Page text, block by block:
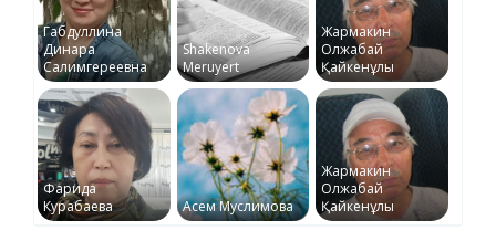
Габдуллина
Динара
Салимгереевна
Shakenova
Meruyert
Жармакин
Олжабай
Қайкенұлы
Фарида
Курабаева
Асем Муслимова
Жармакин
Олжабай
Қайкенұлы